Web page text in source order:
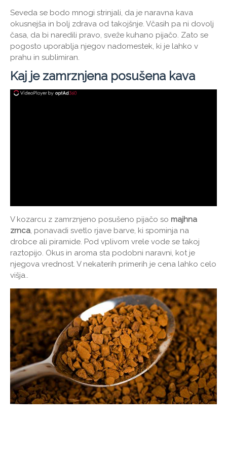
Seveda se bodo mnogi strinjali, da je naravna kava
okusnejša in bolj zdrava od takojšnje. Včasih pa ni dovolj
časa, da bi naredili pravo, sveže kuhano pijačo. Zato se
pogosto uporablja njegov nadomestek, ki je lahko v
prahu in sublimiran.
Kaj je zamrznjena posušena kava
V kozarcu z zamrznjeno posušeno pijačo so majhna
zrnca , ponavadi svetlo rjave barve, ki spominja na
drobce ali piramide. Pod vplivom vrele vode se takoj
raztopijo. Okus in aroma sta podobni naravni, kot je
njegova vrednost. V nekaterih primerih je cena lahko celo
višja..